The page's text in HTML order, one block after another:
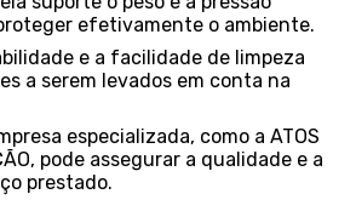
efetivamente o ambiente.
e a facilidade de limpeza
a serem levados em conta na
especializada, como a ATOS
pode assegurar a qualidade e a
prestado.